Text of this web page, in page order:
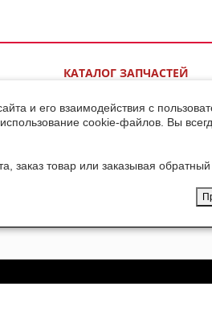
и его взаимодействия с
cookie-файлов. Вы
заказ товар или заказывая
КАТАЛОГ ЗАПЧАСТЕЙ
ВИДЕОГАЛЕРЕЯ